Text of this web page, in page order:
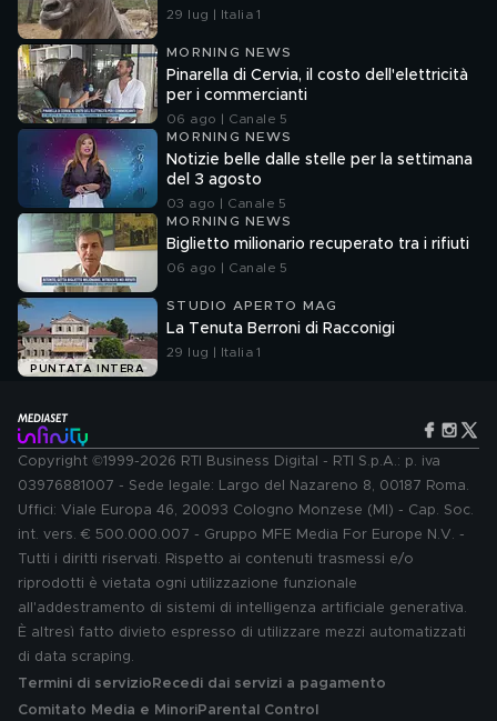
29 lug | Italia 1
MORNING NEWS
Pinarella di Cervia, il costo dell'elettricità
per i commercianti
06 ago | Canale 5
MORNING NEWS
Notizie belle dalle stelle per la settimana
del 3 agosto
03 ago | Canale 5
MORNING NEWS
Biglietto milionario recuperato tra i rifiuti
06 ago | Canale 5
PUNTATA INTERA
STUDIO APERTO MAG
La Tenuta Berroni di Racconigi
29 lug | Italia 1
Copyright ©1999-2026 RTI Business Digital - RTI S.p.A.: p. iva
03976881007 - Sede legale: Largo del Nazareno 8, 00187 Roma.
Uffici: Viale Europa 46, 20093 Cologno Monzese (MI) - Cap. Soc.
int. vers. € 500.000.007 - Gruppo MFE Media For Europe N.V. -
Tutti i diritti riservati. Rispetto ai contenuti trasmessi e/o
riprodotti è vietata ogni utilizzazione funzionale
all'addestramento di sistemi di intelligenza artificiale generativa.
È altresì fatto divieto espresso di utilizzare mezzi automatizzati
di data scraping.
Termini di servizio Recedi dai servizi a pagamento
Comitato Media e MinoriParental Control